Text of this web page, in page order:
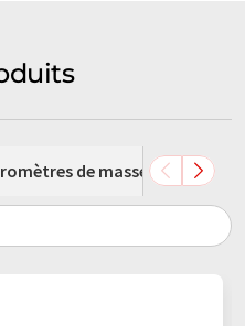
de masse